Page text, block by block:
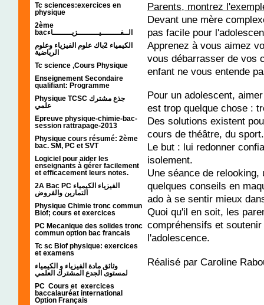
Tc sciences:exercices en
physique
2ème
bacالــفــــــــيـــــــــزيــــــــاء
الكيمياء 2باك علوم الفيزياء وعلوم
الرياضية
Tc science ,Cours Physique
Enseignement Secondaire
qualifiant: Programme
Physique TCSC جذع مشترك
علمي
Epreuve physique-chimie-bac-
session rattrapage-2013
Physique cours résumé: 2ème
bac. SM, PC et SVT
Logiciel pour aider les
enseignants à gérer facilement
et efficacement leurs notes.
2A Bac PC الفيزياء الكيمياء
التمارين والفروض
Physique Chimie tronc commun
Biof; cours et exercices
PC Mecanique des solides tronc
commun option bac francais
Tc sc Biof physique: exercices
et examens
وثائق مادة الفيزياء و الكيمياء
PC Cours et exercices
baccalauréat international
Option Français
Parents, montrez
Devant une mère
pas facile pour
Apprenez à vous aimez
vous débarrasser de vos
enfant ne vous entende
Pour un adolescent,
est trop quelque chose :
Des solutions existent
cours de théâtre, du
Le but : lui redonner
isolement.
Une séance de
quelques conseils en
ado à se sentir mieux
Quoi qu'il en soit, les
compréhensifs et
l'adolescence.
Réalisé par Caroline